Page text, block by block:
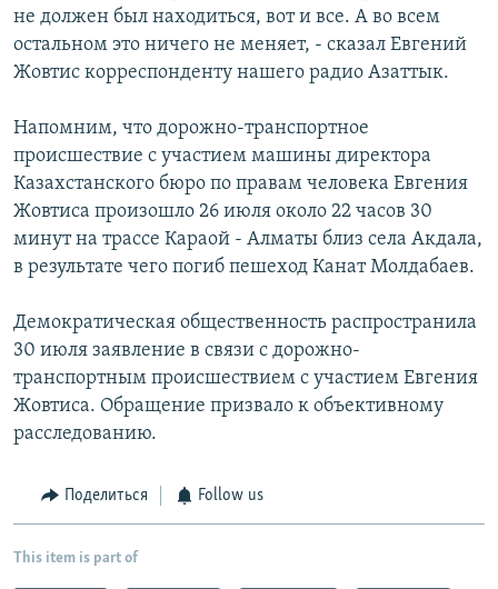
не должен был находиться, вот и все. А во всем
остальном это ничего не меняет, - сказал Евгений
Жовтис корреспонденту нашего радио Азаттык.
Напомним, что дорожно-транспортное
происшествие с участием машины директора
Казахстанского бюро по правам человека Евгения
Жовтиса произошло 26 июля около 22 часов 30
минут на трассе Караой - Алматы близ села Акдала,
в результате чего погиб пешеход Канат Молдабаев.
Демократическая общественность распространила
30 июля заявление в связи с дорожно-
транспортным происшествием с участием Евгения
Жовтиса. Обращение призвало к объективному
расследованию.
Поделиться Follow us
This item is part of